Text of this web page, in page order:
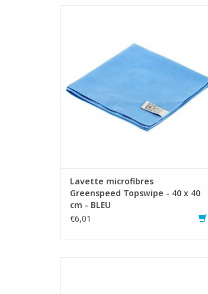
tous les matériaux
- Rapide, efficace et nettoie sans traces
- Lavable à 90°C. Grâce au double ourlet,
la lavette conserve toujours sa forme
- 215
AJOUTER AU PANIER
Lavette microfibres
Greenspeed Topswipe - 40 x 40
cm - BLEU
€6,01